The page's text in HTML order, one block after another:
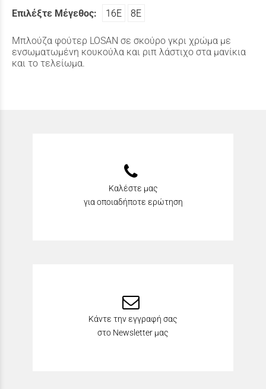
Επιλέξτε Μέγεθος: 16Ε 8Ε
Μπλούζα φούτερ LOSAN σε σκούρο γκρι χρώμα με
ενσωματωμένη κουκούλα και ριπ λάστιχο στα μανίκια
και το τελείωμα.
Καλέστε μας
για οποιαδήποτε ερώτηση
Κάντε την εγγραφή σας
στο Newsletter μας